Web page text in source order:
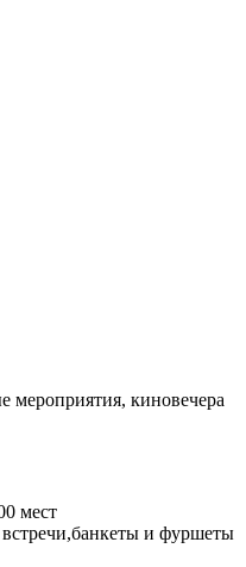
мероприятия, киновечера
мест
и фуршеты